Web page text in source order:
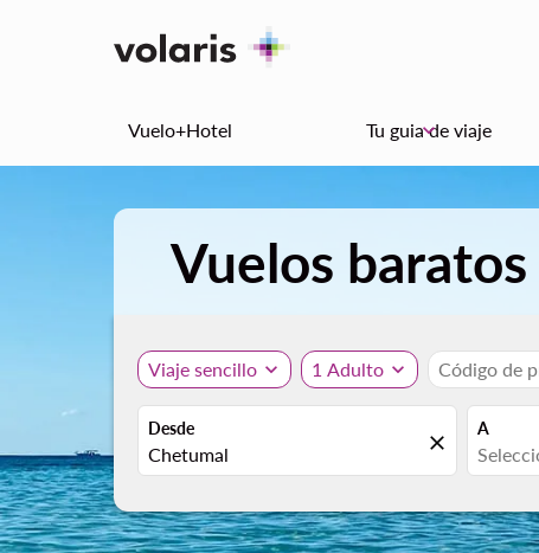
Vuelo+Hotel Tu guia de viaje
keyboard_arrow_down
Vuelos
Viaje sencillo expand_more 1 Adulto expand_more Código de
Desde
close
A